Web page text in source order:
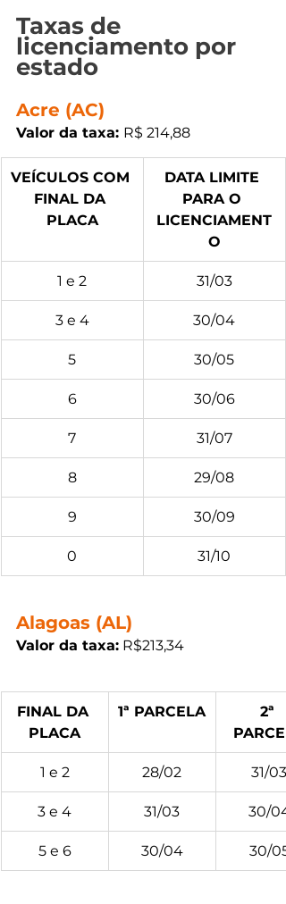
Taxas de
licenciamento por
estado
Acre (AC)
Valor da taxa: R$ 214,88
VEÍCULOS COM
FINAL DA
PLACA
DATA LIMITE
PARA O
LICENCIAMENT
O
1 e 2 31/03
3 e 4 30/04
5 30/05
6 30/06
7 31/07
8 29/08
9 30/09
0 31/10
Alagoas (AL)
Valor da taxa: R$213,34
FINAL DA
PLACA
1ª PARCELA
2ª
1 e 2 28/02 31/03
3 e 4 31/03 30/04
5 e 6 30/04 30/05